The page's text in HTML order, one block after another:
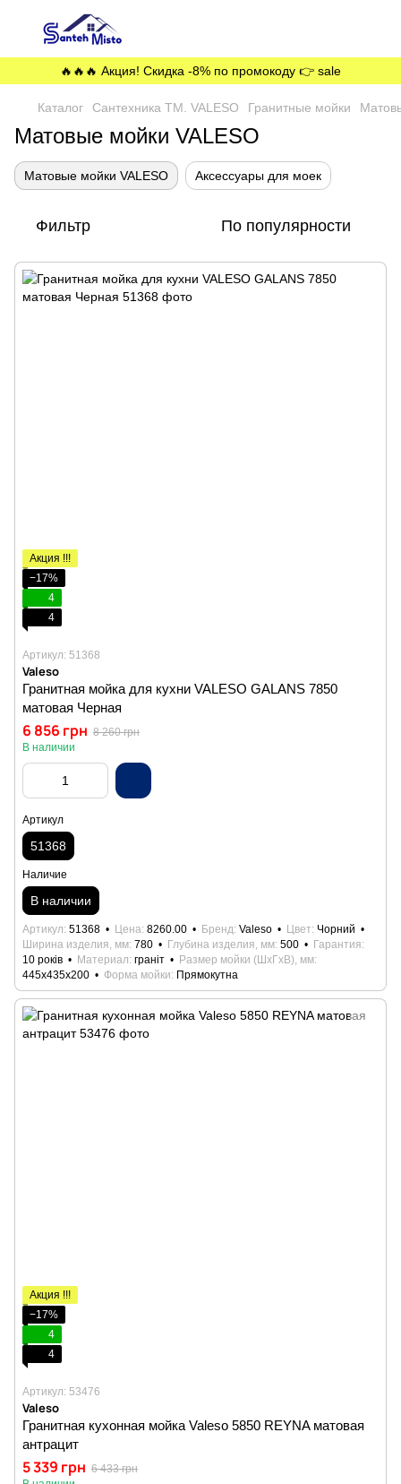
🔥🔥🔥 Акция! Скидка -8% по промокоду 👉 sale
Каталог Сантехника ТМ. VALESO Гранитные мойки
Матовые мойки VALESO
Матовые мойки VALESO Аксессуары для моек
Фильтр По популярности
Акция !!!
−17%
4
4
Артикул: 51368
Valeso
Гранитная мойка для кухни VALESO GALANS 7850
матовая Черная
6 856 грн 8 260 грн
В наличии
Артикул
51368
Наличие
В наличии
Артикул 51368 Цена 8260.00 Бренд Valeso Цвет Чорний
Ширина изделия, мм 780 Глубина изделия, мм 500
Гарантия
10 років
Материал граніт
Размер мойки (ШхГхВ), мм
445х435х200
Форма мойки Прямокутна
Акция !!!
−17%
4
4
Артикул: 53476
Valeso
Гранитная кухонная мойка Valeso 5850 REYNA матовая
антрацит
5 339 грн 6 433 грн